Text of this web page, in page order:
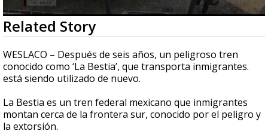
0
seconds
of
3
minutes,
56
seconds
Related Story
WESLACO – Después de seis años, un peligroso tren
conocido como ‘La Bestia’, que transporta inmigrantes.
está siendo utilizado de nuevo.
La Bestia es un tren federal mexicano que inmigrantes
montan cerca de la frontera sur, conocido por el peligro y
la extorsión.